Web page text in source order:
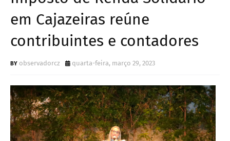
em Cajazeiras reúne
contribuintes e contadores
observadorcz quarta-feira, março 29, 2023